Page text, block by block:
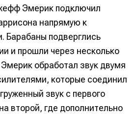
Эмерик подключил
напрямую к
Барабаны подверглись
и прошли через несколько
обработал звук двумя
которые соединил
звук с первого
второй, где дополнительно